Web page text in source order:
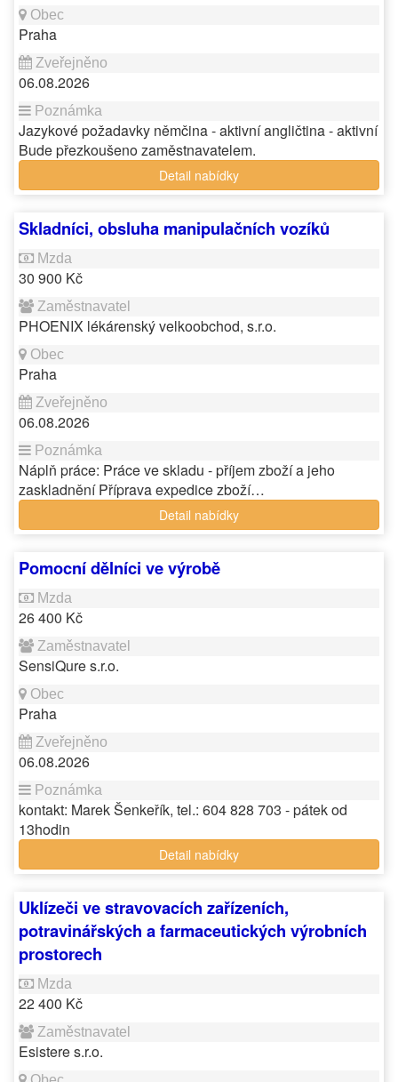
Praha
06.08.2026
Jazykové požadavky němčina - aktivní angličtina - aktivní
Bude přezkoušeno zaměstnavatelem.
Detail nabídky
Skladníci, obsluha manipulačních vozíků
30 900 Kč
PHOENIX lékárenský velkoobchod, s.r.o.
Praha
06.08.2026
Náplň práce: Práce ve skladu - příjem zboží a jeho
zaskladnění Příprava expedice zboží…
Detail nabídky
Pomocní dělníci ve výrobě
26 400 Kč
SensiQure s.r.o.
Praha
06.08.2026
kontakt: Marek Šenkeřík, tel.: 604 828 703 - pátek od
13hodin
Detail nabídky
Uklízeči ve stravovacích zařízeních,
potravinářských a farmaceutických výrobních
prostorech
22 400 Kč
Esistere s.r.o.